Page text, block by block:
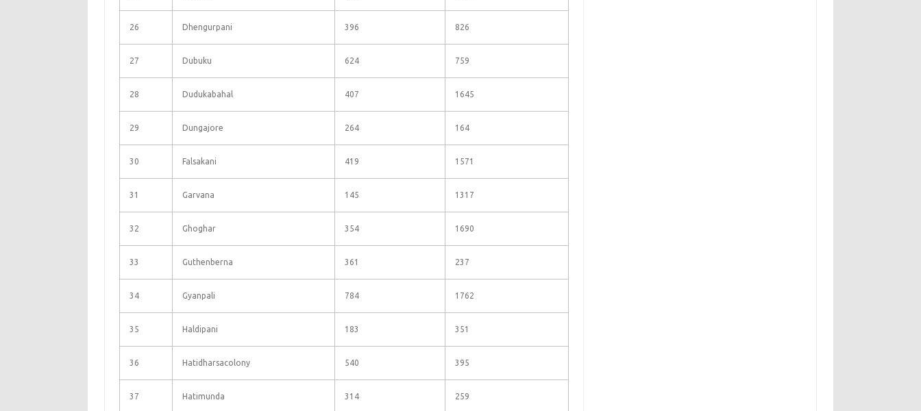
26 Dhengurpani 396 826
27 Dubuku 624 759
28 Dudukabahal 407 1645
29 Dungajore 264 164
30 Falsakani 419 1571
31 Garvana 145 1317
32 Ghoghar 354 1690
33 Guthenberna 361 237
34 Gyanpali 784 1762
35 Haldipani 183 351
36 Hatidharsacolony 540 395
37 Hatimunda 314 259